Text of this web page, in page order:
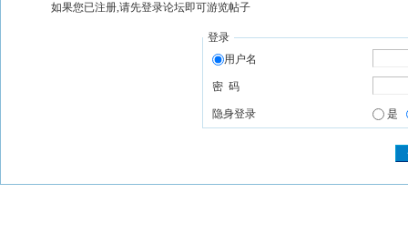
如果您已注册,请先登录论坛即可游览帖子
登录
用户名
密 码
隐身登录 是